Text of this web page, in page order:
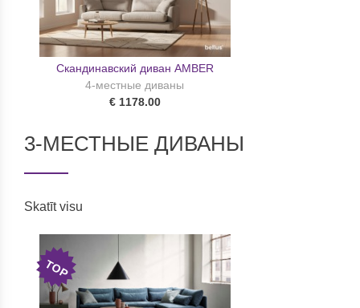
Скандинавский диван AMBER
4-местные диваны
€ 1178.00
3-МЕСТНЫЕ ДИВАНЫ
Skatīt visu
TOP